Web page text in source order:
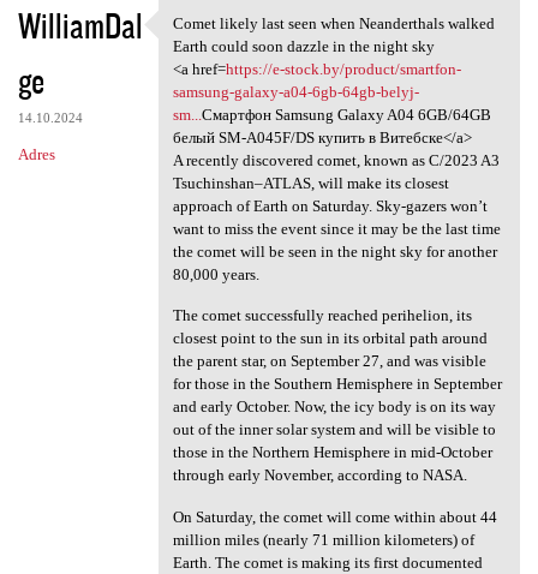
WilliamDal
ge
14.10.2024
Adres
Comet likely last seen when
Comet likely last seen when Neanderthals walked
Earth could soon dazzle in the night sky
<a href=https://e-stock.by/product/smartfon-
samsung-galaxy-a04-6gb-64gb-belyj-
sm... Смартфон Samsung Galaxy A04 6GB/64GB
белый SM-A045F/DS купить в Витебске</a>
A recently discovered comet, known as C/2023 A3
Tsuchinshan–ATLAS, will make its closest
approach of Earth on Saturday. Sky-gazers won’t
want to miss the event since it may be the last time
the comet will be seen in the night sky for another
80,000 years.
The comet successfully reached perihelion, its
closest point to the sun in its orbital path around
the parent star, on September 27, and was visible
for those in the Southern Hemisphere in September
and early October. Now, the icy body is on its way
out of the inner solar system and will be visible to
those in the Northern Hemisphere in mid-October
through early November, according to NASA.
On Saturday, the comet will come within about 44
million miles (nearly 71 million kilometers) of
Earth. The comet is making its first documented